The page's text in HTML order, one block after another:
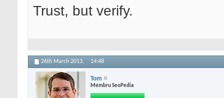
Trust, but verify.
26th March 2013, 14:48
Tom
Membru SeoPedia